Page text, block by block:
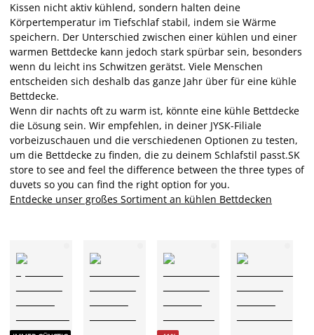
Kissen nicht aktiv kühlend, sondern halten deine
Körpertemperatur im Tiefschlaf stabil, indem sie Wärme
speichern. Der Unterschied zwischen einer kühlen und einer
warmen Bettdecke kann jedoch stark spürbar sein, besonders
wenn du leicht ins Schwitzen gerätst. Viele Menschen
entscheiden sich deshalb das ganze Jahr über für eine kühle
Bettdecke.
Wenn dir nachts oft zu warm ist, könnte eine kühle Bettdecke
die Lösung sein. Wir empfehlen, in deiner JYSK-Filiale
vorbeizuschauen und die verschiedenen Optionen zu testen,
um die Bettdecke zu finden, die zu deinem Schlafstil passt.SK
store to see and feel the difference between the three types of
duvets so you can find the right option for you.
Entdecke unser großes Sortiment an kühlen Bettdecken